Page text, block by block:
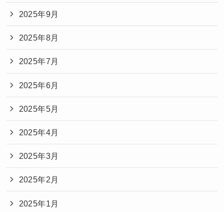
2025年9月
2025年8月
2025年7月
2025年6月
2025年5月
2025年4月
2025年3月
2025年2月
2025年1月